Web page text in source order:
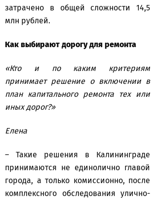
затрачено в общей сложности 14,5
млн рублей.
Как выбирают дорогу для ремонта
«Кто и по каким критериям
принимает решение о включении в
план капитального ремонта тех или
иных дорог?»
Елена
– Такие решения в Калининграде
принимаются не единолично главой
города, а только комиссионно, после
комплексного обследования улично-